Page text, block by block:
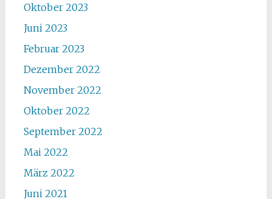
Oktober 2023
Juni 2023
Februar 2023
Dezember 2022
November 2022
Oktober 2022
September 2022
Mai 2022
März 2022
Juni 2021